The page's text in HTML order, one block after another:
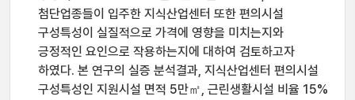
첨단업종들이 입주한 지식산업센터 또한 편의시설
구성특성이 실질적으로 가격에 영향을 미치는지와
긍정적인 요인으로 작용하는지에 대하여 검토하고자
하였다. 본 연구의 실증 분석결과, 지식산업센터 편의시설
구성특성인 지원시설 면적 5만㎡, 근린생활시설 비율 15%